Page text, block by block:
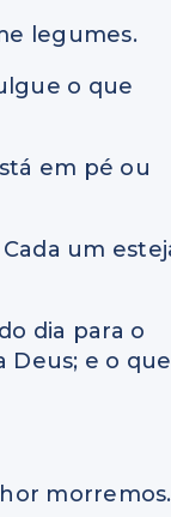
legumes.
o que
em pé ou
um
dia para o
Deus; e o que
morremos.